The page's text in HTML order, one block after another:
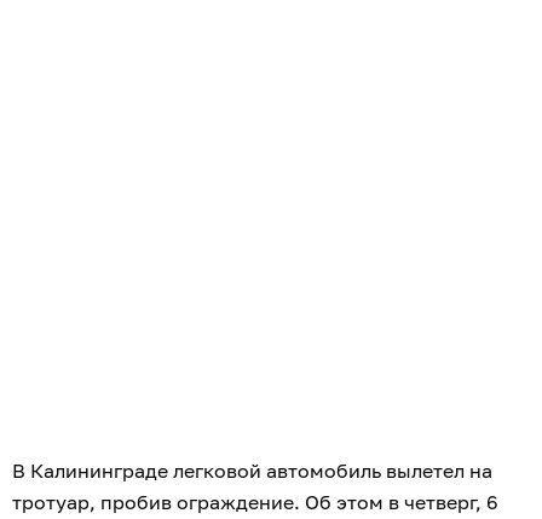
В Калининграде легковой автомобиль вылетел на
тротуар, пробив ограждение. Об этом в четверг, 6